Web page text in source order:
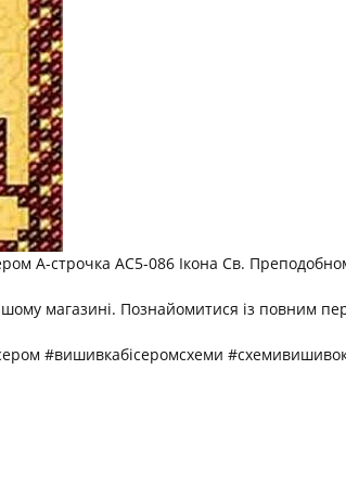
А-строчка АС5-086 Ікона Св.
магазині. Познайомитися із повним
#вишивкабісеромсхеми